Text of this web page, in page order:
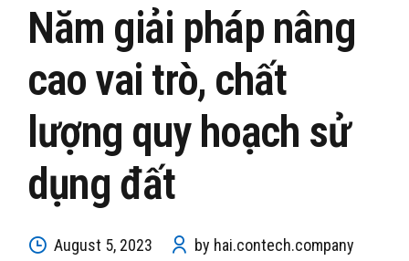
Năm giải pháp nâng
cao vai trò, chất
lượng quy hoạch sử
dụng đất
August 5, 2023
by hai.contech.company